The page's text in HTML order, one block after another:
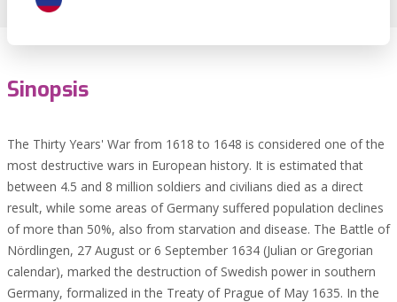
Sinopsis
The Thirty Years' War from 1618 to 1648 is considered one of the
most destructive wars in European history. It is estimated that
between 4.5 and 8 million soldiers and civilians died as a direct
result, while some areas of Germany suffered population declines
of more than 50%, also from starvation and disease. The Battle of
Nördlingen, 27 August or 6 September 1634 (Julian or Gregorian
calendar), marked the destruction of Swedish power in southern
Germany, formalized in the Treaty of Prague of May 1635. In the